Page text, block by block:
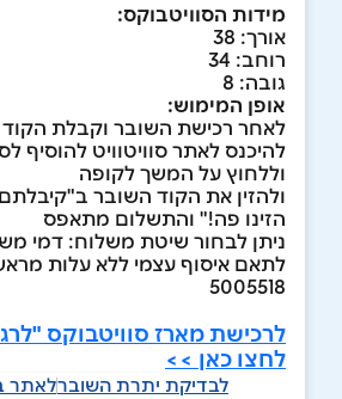
מידות הסוויטבוקס:
אורך: 38
רוחב: 34
גובה: 8
אופן המימוש:
לאחר רכישת השובר וקבלת הקוד
להיכנס לאתר סוויטוויט להוסיף
וללחוץ על המשך לקופה
ולהזין את הקוד השובר
הזינו פה!" והתשלום מתאפס
5005518
לרכישת מארז סוויטבוקס
לחצו כאן >>
לבדיקת יתרת השוברלאתר